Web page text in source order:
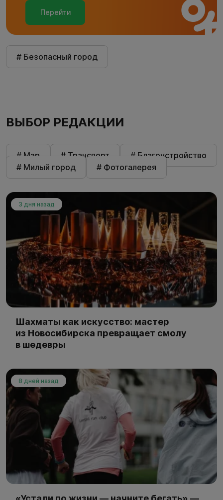
Перейти
# Безопасный город
ВЫБОР РЕДАКЦИИ
# Мэр # Транспорт
# Благоустройство
# Милый город
# Фотогалерея
3 дня назад
Шахматы как искусство: мастер
из Новосибирска превращает смолу
в шедевры
8 дней назад